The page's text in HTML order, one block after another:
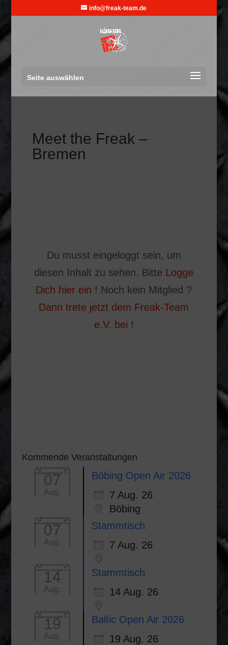
info@freak-team.de
Seite auswählen
Meet the Freak –
Bremen
Du musst eingeloggt sein, um
diesen Inhalt zu sehen. Bitte Logge
Dich hier ein ! Noch kein Mitglied ?
Dann trete jetzt dem Freak-Team
e.V. bei !
Kommende Veranstaltungen
07
Aug.
Böbing Open Air 2026
7 Aug. 26
Böbing
07
Aug.
Stammtisch
7 Aug. 26
14
Aug.
Stammtisch
14 Aug. 26
19
Aug.
Baltic Open Air 2026
19 Aug. 26